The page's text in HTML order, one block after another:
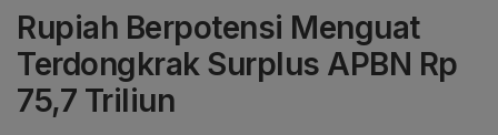
Rupiah Berpotensi Menguat
Terdongkrak Surplus APBN Rp
75,7 Triliun